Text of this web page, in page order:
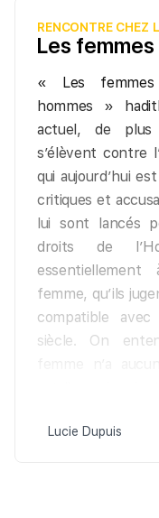
RENCONTRE CHEZ
Les femmes
« Les
hommes »
actuel, de
s’élèvent contre
qui aujourd’hui
critiques et
lui sont lancés
droits de
femme, qu’ils
compatible
siècle. On
soumission. La
Lucie Dupuis